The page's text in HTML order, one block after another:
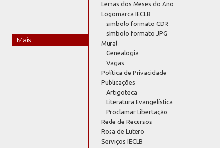
Mais
Lemas dos Meses do Ano
Logomarca IECLB
símbolo formato CDR
símbolo formato JPG
Mural
Genealogia
Vagas
Política de Privacidade
Publicações
Artigoteca
Literatura Evangelística
Proclamar Libertação
Rede de Recursos
Rosa de Lutero
Serviços IECLB